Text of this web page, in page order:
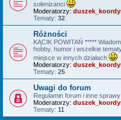
solenizanci
Moderatorzy:
Tematy: 32
Różności
KĄCIK POWITAŃ *****
hobby, humor i wszelkie
miejsce w innych działach
Moderatorzy:
Tematy: 25
Uwagi do forum
Regulamin forum i inne
Moderatorzy:
Tematy: 11